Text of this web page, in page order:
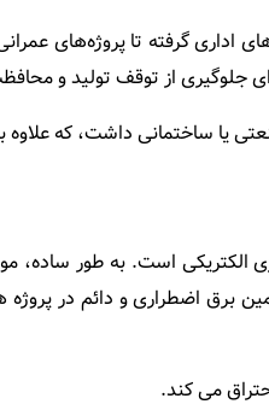
گرفته تا پروژه‌های
جلوگیری از توقف تولید و
یا ساختمانی داشت، که
است. به طور ساده،
برق اضطراری و دائم در
می‌ کند.